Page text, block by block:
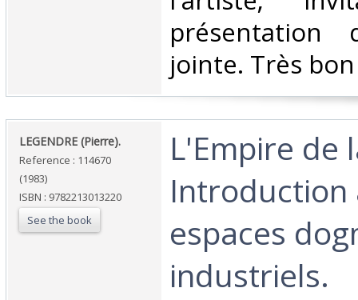
présentation
jointe. Très
‎LEGENDRE (Pierre).‎
Reference : 114670
(1983)
ISBN : 9782213013220
See the book
‎L'Empire de
Introduction
espaces
industriels.‎